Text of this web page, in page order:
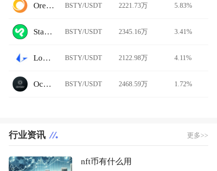
Ore.Bz BSTY/USDT 2221.73万 5.83%
StarkDefi BSTY/USDT 2345.16万 3.41%
Loopring AMM BSTY/USDT 2122.98万 4.11%
Ocnex BSTY/USDT 2468.59万 1.72%
行业资讯 更多>>
nft币有什么用